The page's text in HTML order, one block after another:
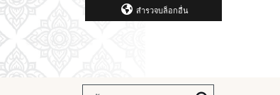
สำรวจบล็อกอื่น